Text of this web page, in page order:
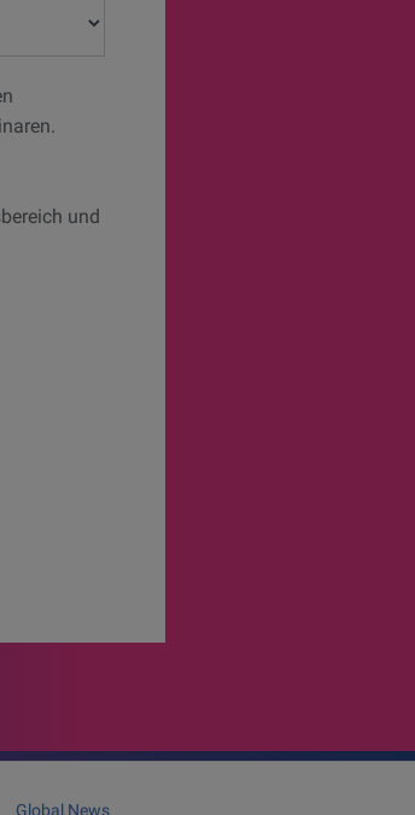
und
Global News